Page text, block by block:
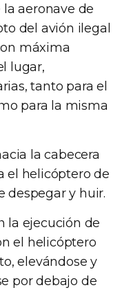
aeronave de
del avión ilegal
máxima
lugar,
tanto para el
para la misma
la cabecera
el helicóptero de
despegar y huir.
la ejecución de
el helicóptero
elevándose y
por debajo de